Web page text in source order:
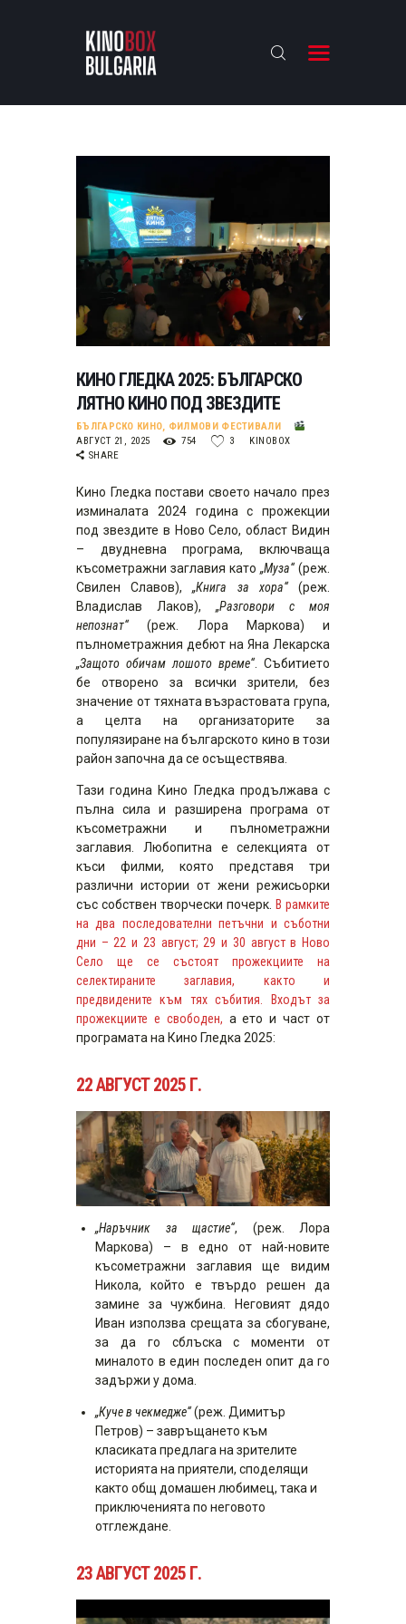
KINOBOX BULGARIA
АНАЛИЗИ
БАХТИ НАГРАДИТЕ
ИНТЕРВЮТА
ЗА НАС
КИНО ГЛЕДКА 2025: БЪЛГАРСКО
ЛЯТНО КИНО ПОД ЗВЕЗДИТЕ
БЪЛГАРСКО КИНО, ФИЛМОВИ ФЕСТИВАЛИ
АВГУСТ 21, 2025
754 3
KINOBOX
SHARE
Кино Гледка постави своето начало през
изминалата 2024 година с прожекции
под звездите в Ново Село, област Видин
– двудневна програма, включваща
късометражни заглавия като „Муза“(реж.
Свилен Славов),„Книга за хора“(реж.
Владислав Лаков), „Разговори с моя
непознат“(реж. Лора Маркова) и
пълнометражния дебют на Яна Лекарска
„Защото обичам лошото време“. Събитието
бе отворено за всички зрители, без
значение от тяхната възрастовата група,
а целта на организаторите за
популязиране на българското кино в този
район започна да се осъществява.
Тази година Кино Гледка продължава с
пълна сила и разширена програма от
късометражни и пълнометражни
заглавия. Любопитна е селекцията от
къси филми, която представя три
различни истории от жени режисьорки
със собствен творчески почерк. В рамките
на два последователни петъчни и съботни
дни – 22 и 23 август; 29 и 30 август в Ново
Село ще се състоят прожекциите на
селектираните заглавия, както и
предвидените към тях събития. Входът за
прожекциите е свободен, а ето и част от
програмата на Кино Гледка 2025:
22 АВГУСТ 2025 Г.
„Наръчник за щастие“, (реж. Лора
Маркова) – в едно от най-новите
късометражни заглавия ще видим
Никола, който е твърдо решен да
замине за чужбина. Неговият дядо
Иван използва срещата за сбогуване,
за да го сблъска с моменти от
миналото в един последен опит да го
задържи у дома.
„Куче в чекмедже“(реж. Димитър
Петров) – завръщането към
класиката предлага на зрителите
историята на приятели, споделящи
както общ домашен любимец, така и
приключенията по неговото
отглеждане.
23 АВГУСТ 2025 Г.